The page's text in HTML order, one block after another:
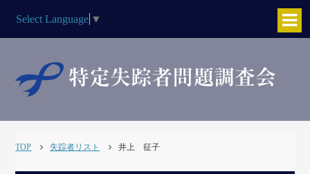
Select Language ▼
TOP 失踪者リスト 井上 征子